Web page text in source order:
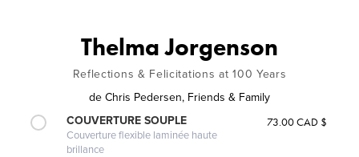
Thelma Jorgenson
Reflections & Felicitations at 100 Years
de Chris Pedersen, Friends & Family
COUVERTURE SOUPLE
Couverture flexible laminée haute
brillance
73.00 CAD $